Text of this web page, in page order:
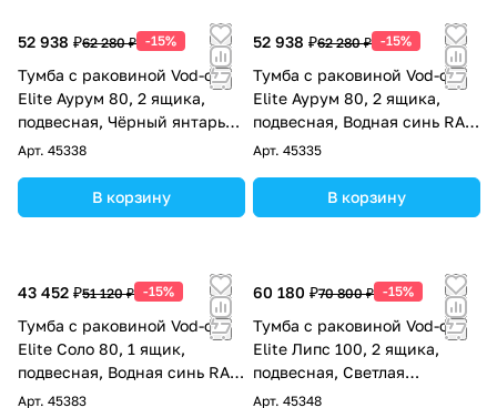
52 938 ₽62 280 ₽ -15%
Тумба с раковиной Vod-ok
Elite Аурум 80, 2 ящика,
подвесная, Чёрный янтарь
RAL 9005
Арт. 45338
В корзину
52 938 ₽62 280 ₽ -15%
Тумба с раковиной Vod-ok
Elite Аурум 80, 2 ящика,
подвесная, Водная синь RAL
5021
Арт. 45335
В корзину
43 452 ₽51 120 ₽ -15%
Тумба с раковиной Vod-ok
Elite Соло 80, 1 ящик,
подвесная, Водная синь RAL
5021
Арт. 45383
60 180 ₽70 800 ₽ -15%
Тумба с раковиной Vod-ok
Elite Липс 100, 2 ящика,
подвесная, Светлая
слоновая кость RAL 1015
Арт. 45348